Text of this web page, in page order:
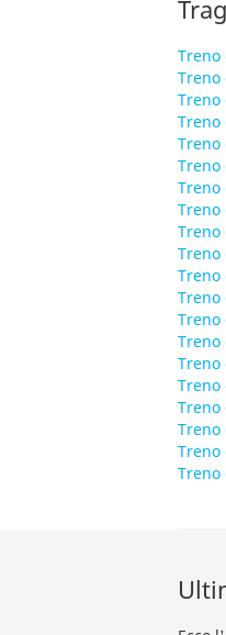
Treno
Treno
Treno
Treno
Treno
Treno
Treno
Treno
Treno
Treno
Treno
Treno
Treno
Treno
Treno
Treno
Treno
Treno
Treno
Treno